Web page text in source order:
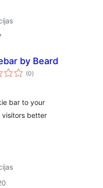
by Beard
(0vērtējumu
kopsumma
)
bar to your
better